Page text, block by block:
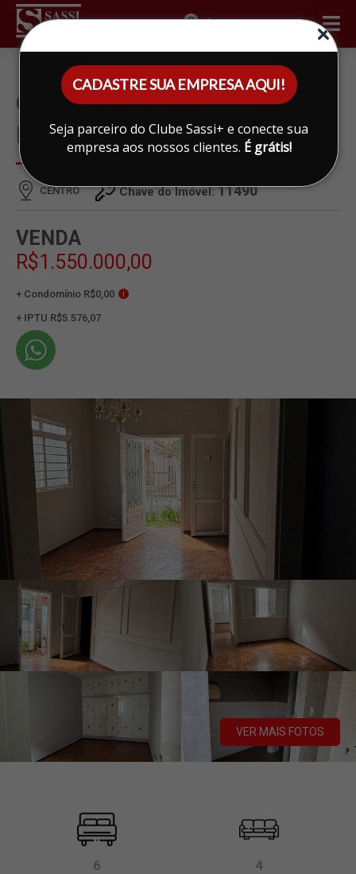
CADASTRE SUA EMPRESA AQUI!
Seja parceiro do Clube Sassi+ e conecte sua
empresa aos nossos clientes. É grátis!
ÁREA DO CLIENTE
CASA À VENDA EM CENTRO,
LIMEIRA
CENTRO Chave do Imóvel:11490
VENDA
R$1.550.000,00
+ Condomínio R$0,00 i
+ IPTU R$5.576,07
VER MAIS FOTOS
6 4